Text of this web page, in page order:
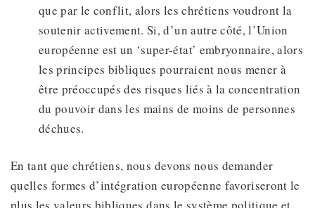
que par le conflit, alors les chrétiens voudront la
soutenir activement. Si, d’un autre côté, l’Union
européenne est un ‘super-état’ embryonnaire, alors
les principes bibliques pourraient nous mener à
être préoccupés des risques liés à la concentration
du pouvoir dans les mains de moins de personnes
déchues.
En tant que chrétiens, nous devons nous demander
quelles formes d’intégration européenne favoriseront le